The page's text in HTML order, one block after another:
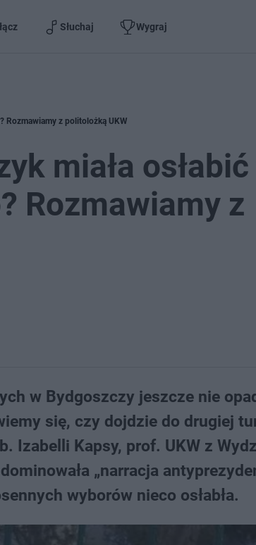
Słuchaj Wygraj
Rozmawiamy z politolożką UKW
miała
Rozmawiamy z
w Bydgoszczy jeszcze nie
się, czy dojdzie do drugiej
Izabelli Kapsy, prof. UKW z
„narracja
wyborów nieco osłabła.